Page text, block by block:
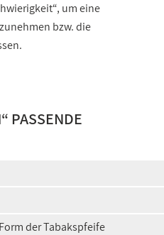
um eine
bzw. die
PASSENDE
der Tabakspfeife